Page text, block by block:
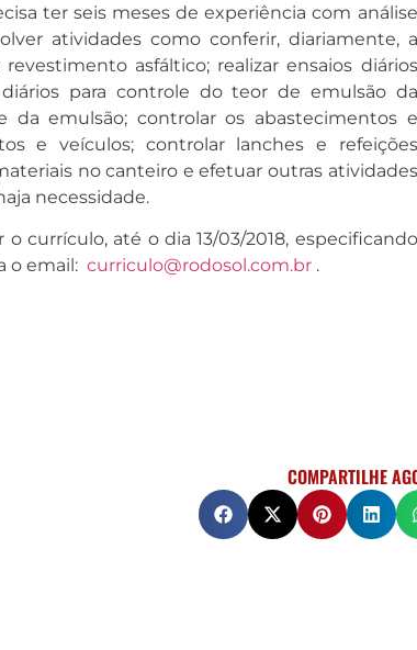
ter seis meses de experiência com análise
atividades como conferir, diariamente, a
asfáltico; realizar ensaios diários
diários para controle do teor de emulsão da
emulsão; controlar os abastecimentos e
e veículos; controlar lanches e refeições
no canteiro e efetuar outras atividades
necessidade.
currículo, até o dia 13/03/2018, especificando
o email:curriculo@rodosol.com.br .
COMPARTILHE